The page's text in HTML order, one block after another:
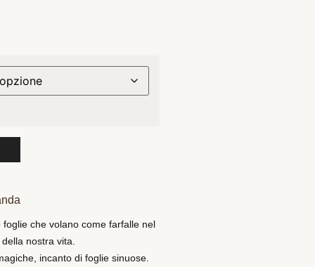
che volano come farfalle nel
nostra vita.
incanto di foglie sinuose.